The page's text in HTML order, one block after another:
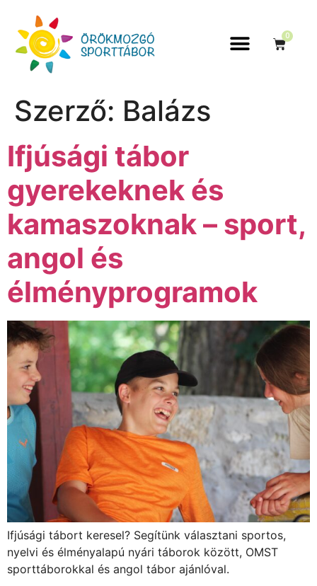
0
Szerző: Balázs
Ifjúsági tábor
gyerekeknek és
kamaszoknak – sport,
angol és
élményprogramok
Ifjúsági tábort keresel? Segítünk választani sportos,
nyelvi és élményalapú nyári táborok között, OMST
sporttáborokkal és angol tábor ajánlóval.